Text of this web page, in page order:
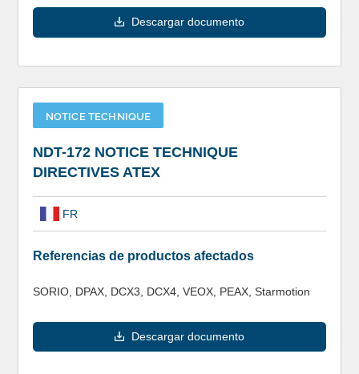
Descargar documento
NOTICE TECHNIQUE
NDT-172 NOTICE TECHNIQUE
DIRECTIVES ATEX
FR
Referencias de productos afectados
SORIO, DPAX, DCX3, DCX4, VEOX, PEAX, Starmotion
Descargar documento